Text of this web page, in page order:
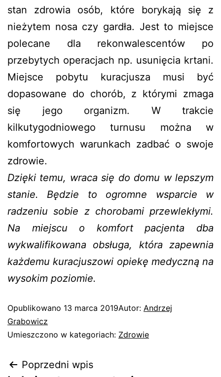
stan zdrowia osób, które borykają się z
nieżytem nosa czy gardła. Jest to miejsce
polecane dla rekonwalescentów po
przebytych operacjach np. usunięcia krtani.
Miejsce pobytu kuracjusza musi być
dopasowane do chorób, z którymi zmaga
się jego organizm. W trakcie
kilkutygodniowego turnusu można w
komfortowych warunkach zadbać o swoje
zdrowie.
Dzięki temu, wraca się do domu w lepszym
stanie. Będzie to ogromne wsparcie w
radzeniu sobie z chorobami przewlekłymi.
Na miejscu o komfort pacjenta dba
wykwalifikowana obsługa, która zapewnia
każdemu kuracjuszowi opiekę medyczną na
wysokim poziomie.
Opublikowano 13 marca 2019Autor: Andrzej
Grabowicz
Umieszczono w kategoriach: Zdrowie
Poprzedni wpis